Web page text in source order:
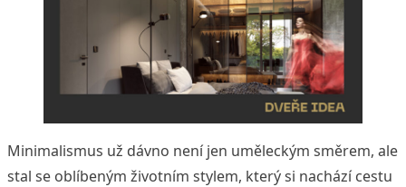
Minimalismus už dávno není jen uměleckým směrem, ale
stal se oblíbeným životním stylem, který si nachází cestu